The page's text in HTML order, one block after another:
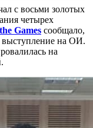
с восьми золотых
четырех
Games сообщало,
выступление на ОИ.
на